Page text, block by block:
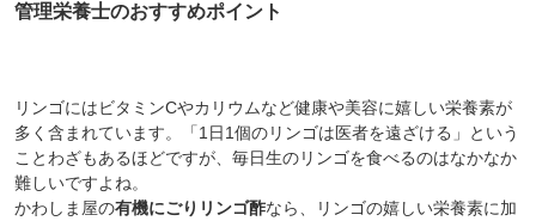
管理栄養士のおすすめポイント
リンゴにはビタミンCやカリウムなど健康や美容に嬉しい栄養素が
多く含まれています。「1日1個のリンゴは医者を遠ざける」という
ことわざもあるほどですが、毎日生のリンゴを食べるのはなかなか
難しいですよね。
かわしま屋の有機にごりリンゴ酢なら、
リンゴの嬉しい栄養素に加